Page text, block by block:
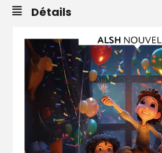
Détails